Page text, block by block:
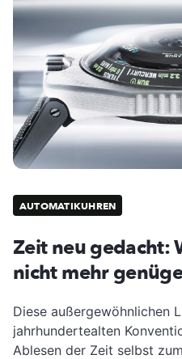
AUTOMATIKUHREN
Zeit neu gedacht:
nicht mehr
Diese außergewöhnlichen
jahrhundertealten
Ablesen der Zeit selbst